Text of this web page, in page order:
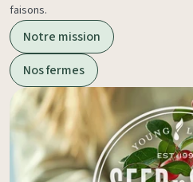
faisons.
Notre mission
Nos fermes